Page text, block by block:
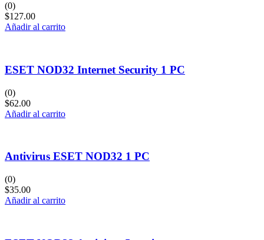
(0)
$127.00
Añadir al carrito
ESET NOD32 Internet Security 1 PC
(0)
$62.00
Añadir al carrito
Antivirus ESET NOD32 1 PC
(0)
$35.00
Añadir al carrito